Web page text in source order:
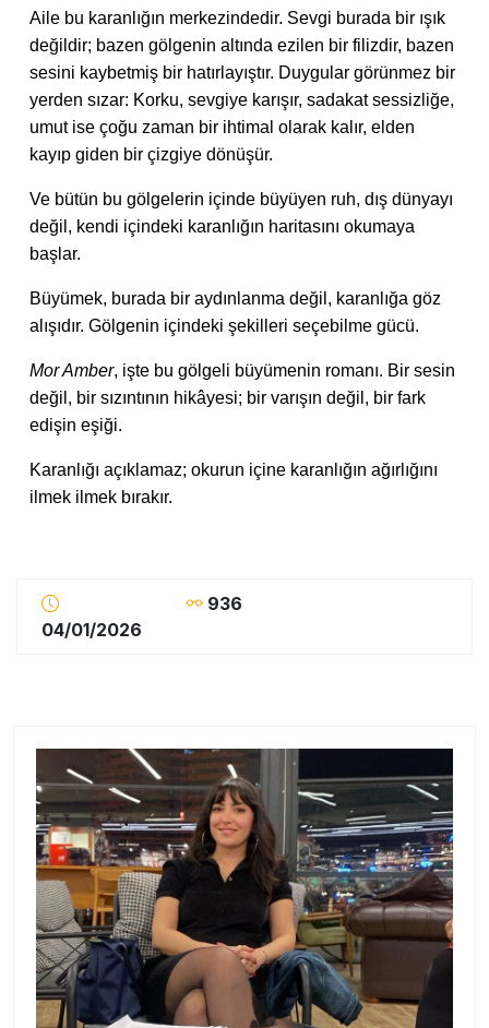
Aile bu karanlığın merkezindedir. Sevgi burada bir ışık
değildir; bazen gölgenin altında ezilen bir filizdir, bazen
sesini kaybetmiş bir hatırlayıştır. Duygular görünmez bir
yerden sızar: Korku, sevgiye karışır, sadakat sessizliğe,
umut ise çoğu zaman bir ihtimal olarak kalır, elden
kayıp giden bir çizgiye dönüşür.
Ve bütün bu gölgelerin içinde büyüyen ruh, dış dünyayı
değil, kendi içindeki karanlığın haritasını okumaya
başlar.
Büyümek, burada bir aydınlanma değil, karanlığa göz
alışıdır. Gölgenin içindeki şekilleri seçebilme gücü.
Mor Amber, işte bu gölgeli büyümenin romanı. Bir sesin
değil, bir sızıntının hikâyesi; bir varışın değil, bir fark
edişin eşiği.
Karanlığı açıklamaz; okurun içine karanlığın ağırlığını
ilmek ilmek bırakır.
04/01/2026
936